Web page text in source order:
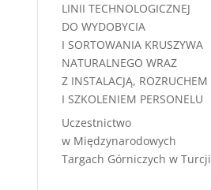
LINII TECHNOLOGICZNEJ
DO WYDOBYCIA
I SORTOWANIA KRUSZYWA
NATURALNEGO WRAZ
Z INSTALACJĄ, ROZRUCHEM
I SZKOLENIEM PERSONELU
Uczestnictwo
w Międzynarodowych
Targach Górniczych w Turcji